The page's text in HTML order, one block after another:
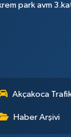
park avm
Akçakoca
Haber Arşivi